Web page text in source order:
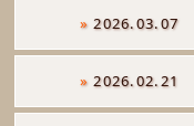
» 2026.03.07
» 2026.02.21